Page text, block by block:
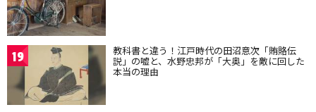
19 教科書と違う！江戸時代の田沼意次「賄賂伝
説」の嘘と、水野忠邦が「大奥」を敵に回した
本当の理由